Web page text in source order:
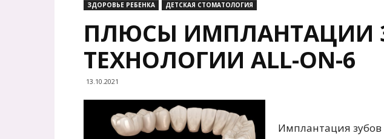
ЗДОРОВЬЕ РЕБЕНКА ДЕТСКАЯ СТОМАТОЛОГИЯ
ПЛЮСЫ ИМПЛАНТАЦИИ
ТЕХНОЛОГИИ ALL-ON-6
13.10.2021
Имплантация зубов